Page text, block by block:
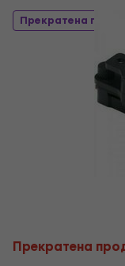
Прекратена
Прекратена